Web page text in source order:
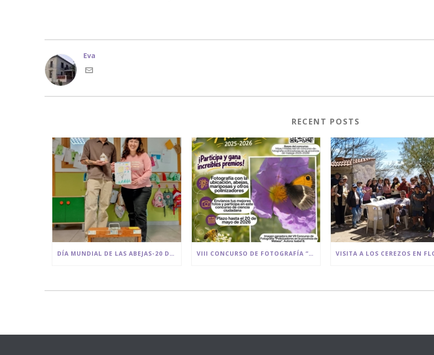
Eva
RECENT POSTS
DÍA MUNDIAL DE LAS ABEJAS-20 DE MAYO-BEE GARDEN MÁLAGA VIII CONCURSO DE FOTOGRAFÍA “POLINIZADORES EN LA PROVINCIA DE MÁLAGA” 2025/2026